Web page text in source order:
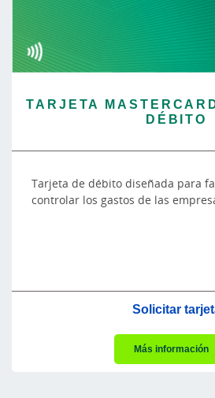
TARJETA
DÉBITO
Tarjeta de débito diseñada para
controlar los gastos de las
Solicitar
Más información